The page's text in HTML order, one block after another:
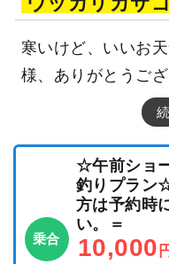
寒いけど、いいお
様、ありがとうござ
乗合
☆午前ショ
釣りプラン
方は予約時
い。＝
10,000